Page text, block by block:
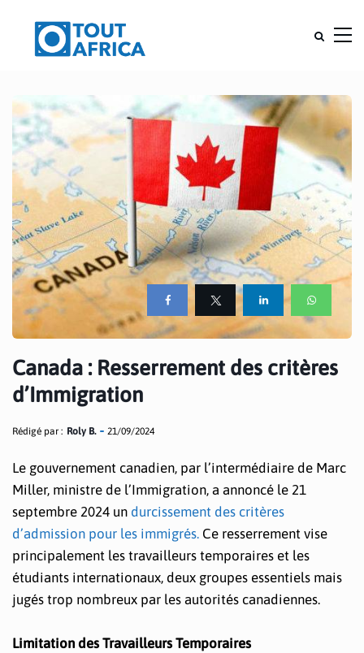
Canada : Resserrement des critères
d’Immigration
Rédigé par : Roly B. 21/09/2024
Le gouvernement canadien, par l’intermédiaire de Marc
Miller, ministre de l’Immigration, a annoncé le 21
septembre 2024 un durcissement des critères
d’admission pour les immigrés. Ce resserrement vise
principalement les travailleurs temporaires et les
étudiants internationaux, deux groupes essentiels mais
jugés trop nombreux par les autorités canadiennes.
Limitation des Travailleurs Temporaires